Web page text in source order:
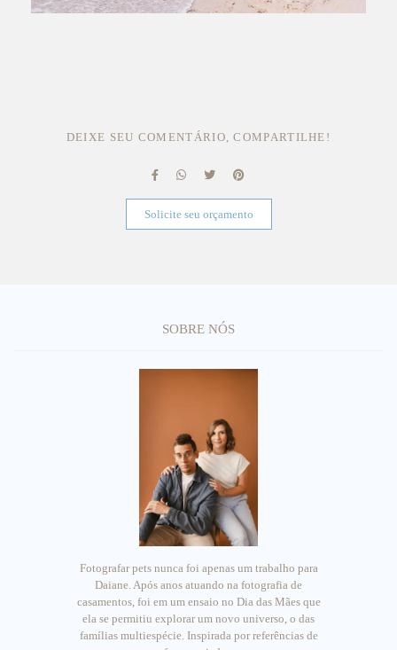
DEIXE SEU COMENTÁRIO, COMPARTILHE!
Solicite seu orçamento
SOBRE NÓS
Fotografar pets nunca foi apenas um trabalho para
Daiane. Após anos atuando na fotografia de
casamentos, foi em um ensaio no Dia das Mães que
ela se permitiu explorar um novo universo, o das
famílias multiespécie. Inspirada por referências de